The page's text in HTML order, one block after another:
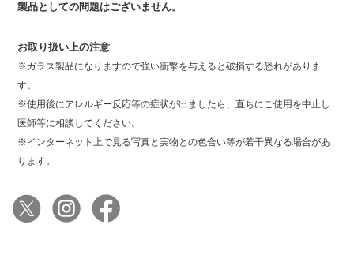
製品としての問題はございません。
お取り扱い上の注意
※ガラス製品になりますので強い衝撃を与えると破損する恐れがありま
す。
※使用後にアレルギー反応等の症状が出ましたら、直ちにご使用を中止し
医師等に相談してください。
※インターネット上で見る写真と実物との色合い等が若干異なる場合があ
ります。